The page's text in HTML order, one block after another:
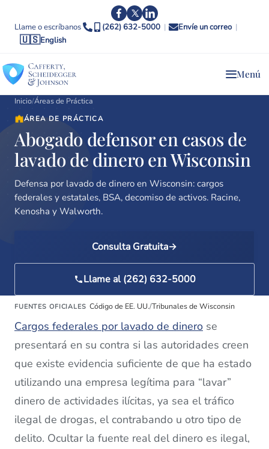
Llame o escríbanos (262) 632-5000 | Envíe un correo |
🇺🇸English
Menú
Inicio/Áreas de Práctica
ÁREA DE PRÁCTICA
Abogado defensor en casos de
lavado de dinero en Wisconsin
Defensa por lavado de dinero en Wisconsin: cargos
federales y estatales, BSA, decomiso de activos. Racine,
Kenosha y Walworth.
Consulta Gratuita
Llame al (262) 632-5000
FUENTES OFICIALES Código de EE. UU./Tribunales de Wisconsin
Cargos federales por lavado de dinero se
presentará en su contra si las autoridades creen
que existe evidencia suficiente de que ha estado
utilizando una empresa legítima para “lavar”
dinero de actividades ilícitas, ya sea el tráfico
ilegal de drogas, el contrabando u otro tipo de
delito. Ocultar la fuente real del dinero es ilegal,